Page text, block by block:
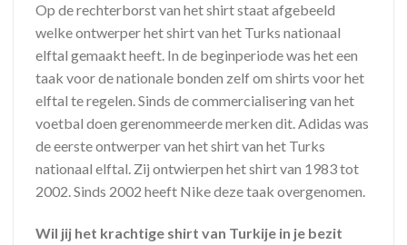
Op de rechterborst van het shirt staat afgebeeld
welke ontwerper het shirt van het Turks nationaal
elftal gemaakt heeft. In de beginperiode was het een
taak voor de nationale bonden zelf om shirts voor het
elftal te regelen. Sinds de commercialisering van het
voetbal doen gerenommeerde merken dit. Adidas was
de eerste ontwerper van het shirt van het Turks
nationaal elftal. Zij ontwierpen het shirt van 1983 tot
2002. Sinds 2002 heeft Nike deze taak overgenomen.
Wil jij het krachtige shirt van Turkije in je bezit